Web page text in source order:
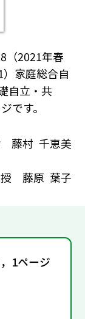
（2021年春
家庭総合自
自立・共
です。
藤村 千恵美
授 藤原 葉子
1ページ